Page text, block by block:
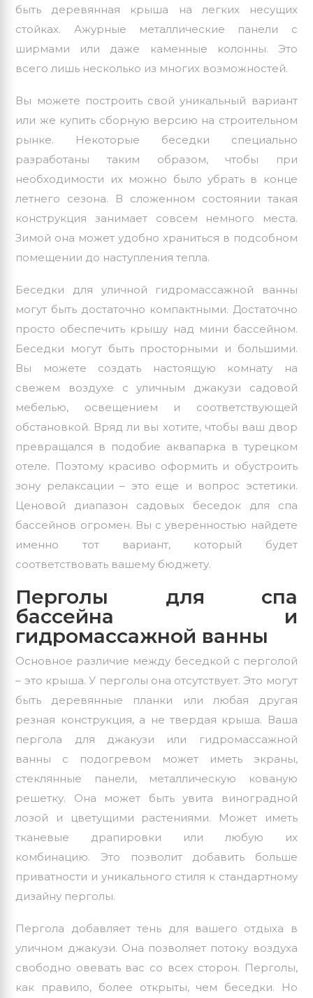
быть деревянная крыша на легких несущих
стойках. Ажурные металлические панели с
ширмами или даже каменные колонны. Это
всего лишь несколько из многих возможностей.
Вы можете построить свой уникальный вариант
или же купить сборную версию на строительном
рынке. Некоторые беседки специально
разработаны таким образом, чтобы при
необходимости их можно было убрать в конце
летнего сезона. В сложенном состоянии такая
конструкция занимает совсем немного места.
Зимой она может удобно храниться в подсобном
помещении до наступления тепла.
Беседки для уличной гидромассажной ванны
могут быть достаточно компактными. Достаточно
просто обеспечить крышу над мини бассейном.
Беседки могут быть просторными и большими.
Вы можете создать настоящую комнату на
свежем воздухе с уличным джакузи садовой
мебелью, освещением и соответствующей
обстановкой. Вряд ли вы хотите, чтобы ваш двор
превращался в подобие аквапарка в турецком
отеле. Поэтому красиво оформить и обустроить
зону релаксации – это еще и вопрос эстетики.
Ценовой диапазон садовых беседок для спа
бассейнов огромен. Вы с уверенностью найдете
именно тот вариант, который будет
соответствовать вашему бюджету.
Перголы для спа
бассейна и
гидромассажной ванны
Основное различие между беседкой с перголой
– это крыша. У перголы она отсутствует. Это могут
быть деревянные планки или любая другая
резная конструкция, а не твердая крыша. Ваша
пергола для джакузи или гидромассажной
ванны с подогревом может иметь экраны,
стеклянные панели, металлическую кованую
решетку. Она может быть увита виноградной
лозой и цветущими растениями. Может иметь
тканевые драпировки или любую их
комбинацию. Это позволит добавить больше
приватности и уникального стиля к стандартному
дизайну перголы.
Пергола добавляет тень для вашего отдыха в
уличном джакузи. Она позволяет потоку воздуха
свободно овевать вас со всех сторон. Перголы,
как правило, более открыты, чем беседки. Но